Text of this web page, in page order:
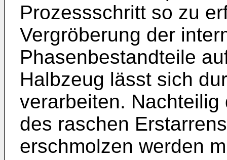
Prozessschritt so zu
Vergröberung der
Phasenbestandteile
Halbzeug lässt sich
verarbeiten.
des raschen
erschmolzen werden